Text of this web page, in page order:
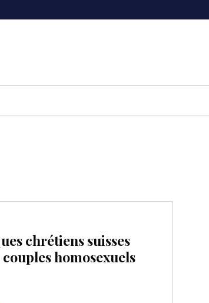
La rédaction
chrétiens suisses
homosexuels